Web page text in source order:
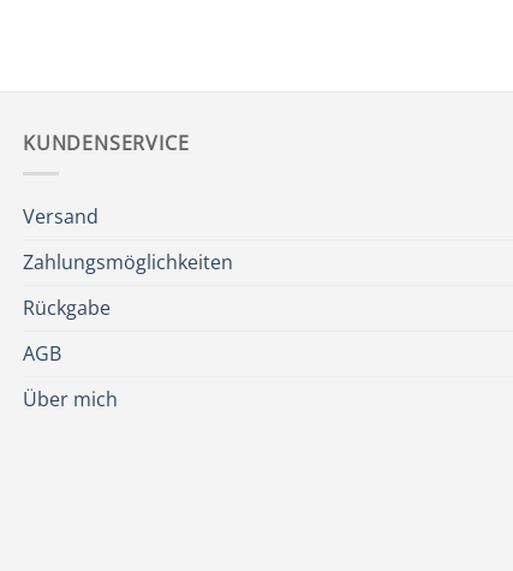
KUNDENSERVICE
Versand
Zahlungsmöglichkeiten
Rückgabe
AGB
Über mich